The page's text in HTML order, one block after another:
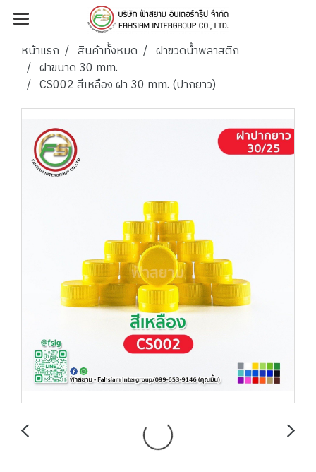
หน้าแรก สินค้าทั้งหมด
ฝาขวดน้ำพลาสติก
ฝาขนาด 30 mm.
CS002 สีเหลือง ฝา 30 mm. (ปากยาว)